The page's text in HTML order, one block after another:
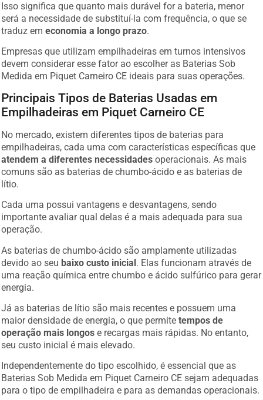
Isso significa que quanto mais durável for a bateria, menor
será a necessidade de substituí-la com frequência, o que se
traduz emeconomia a longo prazo.
Empresas que utilizam empilhadeiras em turnos intensivos
devem considerar esse fator ao escolher as Baterias Sob
Medida em Piquet Carneiro CE ideais para suas operações.
Principais Tipos de Baterias Usadas em
Empilhadeiras em Piquet Carneiro CE
No mercado, existem diferentes tipos de baterias para
empilhadeiras, cada uma com características específicas que
atendem a diferentes necessidades operacionais. As mais
comuns são as baterias de chumbo-ácido e as baterias de
lítio.
Cada uma possui vantagens e desvantagens, sendo
importante avaliar qual delas é a mais adequada para sua
operação.
As baterias de chumbo-ácido são amplamente utilizadas
devido ao seu baixo custo inicial. Elas funcionam através de
uma reação química entre chumbo e ácido sulfúrico para gerar
energia.
Já as baterias de lítio são mais recentes e possuem uma
maior densidade de energia, o que permitetempos de
operação mais longos e recargas mais rápidas. No entanto,
seu custo inicial é mais elevado.
Independentemente do tipo escolhido, é essencial que as
Baterias Sob Medida em Piquet Carneiro CE sejam adequadas
para o tipo de empilhadeira e para as demandas operacionais.